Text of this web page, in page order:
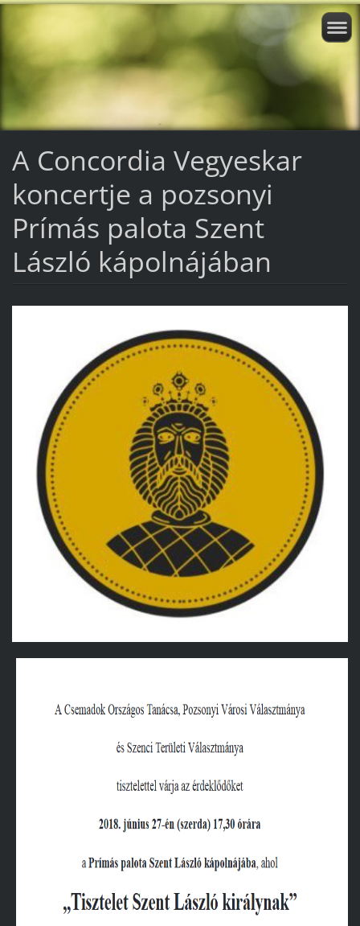
A Concordia Vegyeskar
koncertje a pozsonyi
Prímás palota Szent
László kápolnájában